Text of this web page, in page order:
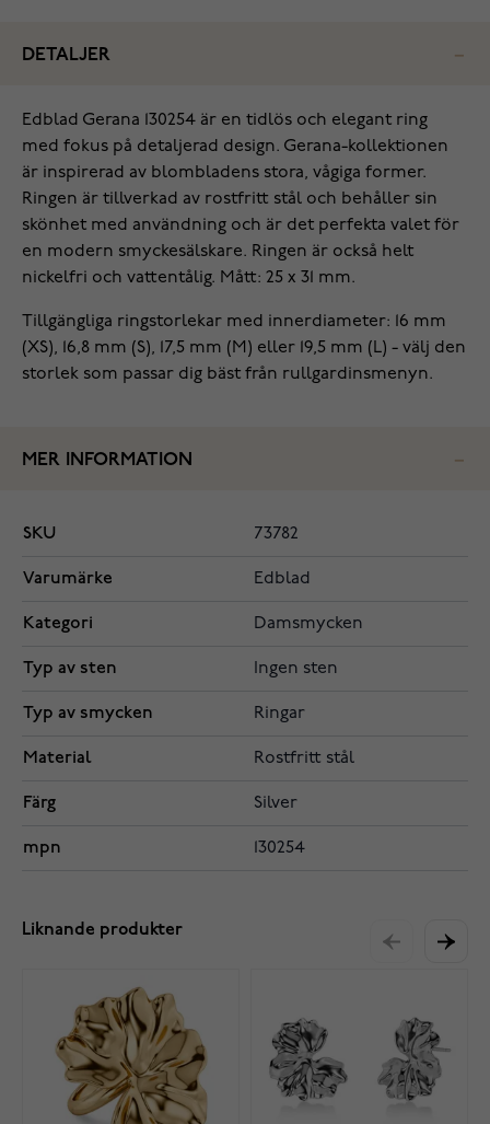
DETALJER
‌Edblad Gerana 130254 är en tidlös och elegant ring
med fokus på detaljerad design. Gerana-kollektionen
är inspirerad av blombladens stora, vågiga former.
Ringen är tillverkad av rostfritt stål och behåller sin
skönhet med användning och är det perfekta valet för
en modern smyckesälskare. Ringen är också helt
nickelfri och vattentålig. Mått: 25 x 31 mm.
Tillgängliga ringstorlekar med innerdiameter: 16 mm
(XS), 16,8 mm (S), 17,5 mm (M) eller 19,5 mm (L) - välj den
storlek som passar dig bäst från rullgardinsmenyn.
MER INFORMATION
SKU 73782
Varumärke Edblad
Kategori Damsmycken
Typ av sten Ingen sten
Typ av smycken Ringar
Material Rostfritt stål
Färg Silver
mpn 130254
Liknande produkter